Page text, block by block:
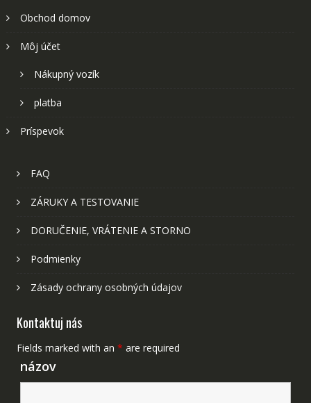
Obchod domov
Môj účet
Nákupný vozík
platba
Príspevok
FAQ
ZÁRUKY A TESTOVANIE
DORUČENIE, VRÁTENIE A STORNO
Podmienky
Zásady ochrany osobných údajov
Kontaktuj nás
Fields marked with an * are required
názov